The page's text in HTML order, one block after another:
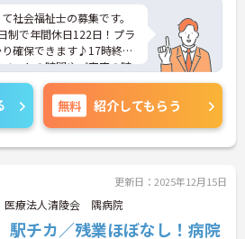
社会福祉士の募集です。
制で年間休日122日！プラ
確保できます♪17時終業
ートの時間やご家庭の時
ます◎無料駐車場がある
配いりません！ご興味あ
えしますので、お気軽に
無料 紹介してもらう
更新日：2025年12月15日
医療法人清陵会 隅病院
駅チカ／残業ほぼなし！病院